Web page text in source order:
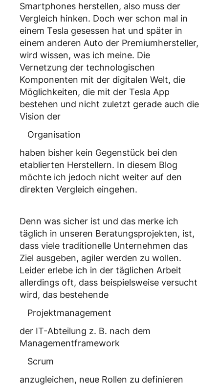
Smartphones herstellen, also muss der
Vergleich hinken. Doch wer schon mal in
einem Tesla gesessen hat und später in
einem anderen Auto der Premiumhersteller,
wird wissen, was ich meine. Die
Vernetzung der technologischen
Komponenten mit der digitalen Welt, die
Möglichkeiten, die mit der Tesla App
bestehen und nicht zuletzt gerade auch die
Vision der
Organisation
haben bisher kein Gegenstück bei den
etablierten Herstellern. In diesem Blog
möchte ich jedoch nicht weiter auf den
direkten Vergleich eingehen.
Denn was sicher ist und das merke ich
täglich in unseren Beratungsprojekten, ist,
dass viele traditionelle Unternehmen das
Ziel ausgeben, agiler werden zu wollen.
Leider erlebe ich in der täglichen Arbeit
allerdings oft, dass beispielsweise versucht
wird, das bestehende
Projektmanagement
der IT-Abteilung z. B. nach dem
Managementframework
Scrum
anzugleichen, neue Rollen zu definieren